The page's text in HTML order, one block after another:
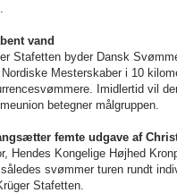
vand
Stafetten byder Dansk
Mesterskaber i 10
Imidlertid vil
betegner målgruppen.
femte udgave af
Hendes Kongelige Højhed
svømmer turen rundt
Stafetten.